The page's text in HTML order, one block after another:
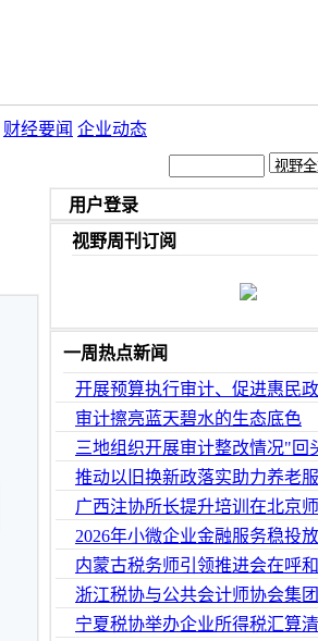
财经要闻 企业动态
用户登录
视野周刊订阅
一周热点新闻
开展预算执行审计、促进惠民
审计擦亮蓝天碧水的生态底色
三地组织开展审计整改情况"回
推动以旧换新政落实助力养老
广西注协所长提升培训在北京
2026年小微企业金融服务稳投
内蒙古税务师引领推进会在呼
浙江税协与公共会计师协会集
宁夏税协举办企业所得税汇算